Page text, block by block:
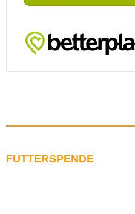
FUTTERSPENDE